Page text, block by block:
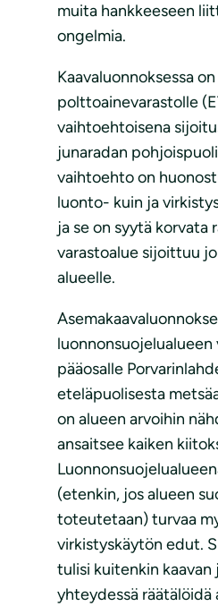
muita hankkeeseen
ongelmia.
Kaavaluonnoksessa
polttoainevarastolle
vaihtoehtoisena
junaradan
vaihtoehto on
luonto- kuin ja
ja se on syytä korvata
varastoalue sijoittuu
alueelle.
luonnonsuojelualueen
pääosalle
eteläpuolisesta
on alueen arvoihin
ansaitsee kaiken
(etenkin, jos alueen
toteutetaan) turvaa
virkistyskäytön edut.
tulisi kuitenkin
yhteydessä räätälöidä